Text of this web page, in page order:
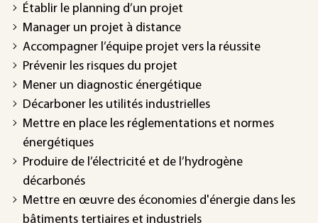
Établir le planning d’un projet
Manager un projet à distance
Accompagner l’équipe projet vers la réussite
Prévenir les risques du projet
Mener un diagnostic énergétique
Décarboner les utilités industrielles
Mettre en place les réglementations et normes
énergétiques
Produire de l’électricité et de l’hydrogène
décarbonés
Mettre en œuvre des économies d'énergie dans les
bâtiments tertiaires et industriels